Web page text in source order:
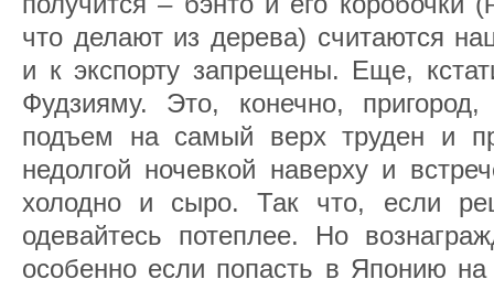
что делают из дерева) считаются
и к экспорту запрещены. Еще,
Фудзияму. Это, конечно,
подъем на самый верх труден и
недолгой ночевкой наверху и
холодно и сыро. Так что, если
одевайтесь потеплее. Но
особенно если попасть в Японию на